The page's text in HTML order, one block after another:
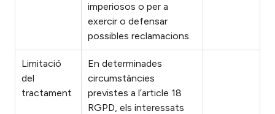
imperiosos o per a
exercir o defensar
possibles reclamacions.
Limitació
del
tractament
En determinades
circumstàncies
previstes a l’article 18
RGPD, els interessats